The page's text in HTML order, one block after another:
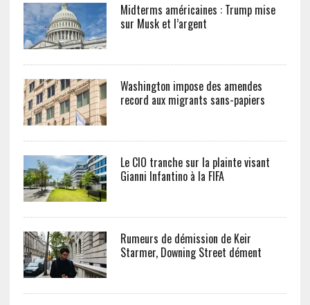
Midterms américaines : Trump mise
sur Musk et l’argent
Washington impose des amendes
record aux migrants sans-papiers
Le CIO tranche sur la plainte visant
Gianni Infantino à la FIFA
Rumeurs de démission de Keir
Starmer, Downing Street dément